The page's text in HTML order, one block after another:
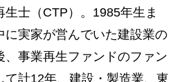
士（CTP）。1985年生ま
に実家が営んでいた建設業の
、事業再生ファンドのファン
て計12年、建設・製造業、東